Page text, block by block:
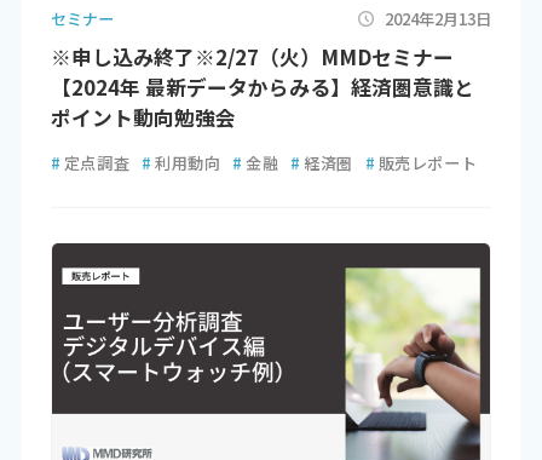
セミナー 2024年2月13日
※申し込み終了※2/27（火）MMDセミナー
【2024年 最新データからみる】経済圏意識と
ポイント動向勉強会
# 定点調査 # 利用動向 # 金融 # 経済圏 # 販売レポート